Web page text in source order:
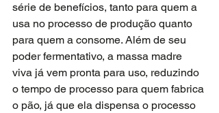
série de benefícios, tanto para quem a
usa no processo de produção quanto
para quem a consome. Além de seu
poder fermentativo, a massa madre
viva já vem pronta para uso, reduzindo
o tempo de processo para quem fabrica
o pão, já que ela dispensa o processo